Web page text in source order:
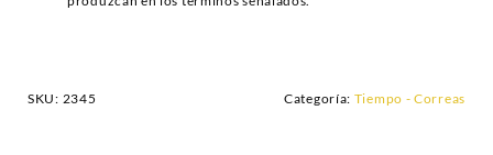
SKU: 2345 Categoría: Tiempo - Correas